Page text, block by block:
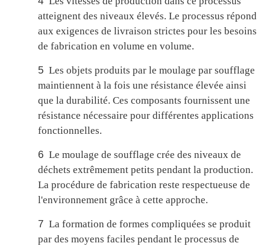
atteignent des niveaux élevés. Le processus répond
aux exigences de livraison strictes pour les besoins
de fabrication en volume en volume.
5 Les objets produits par le moulage par soufflage
maintiennent à la fois une résistance élevée ainsi
que la durabilité. Ces composants fournissent une
résistance nécessaire pour différentes applications
fonctionnelles.
6 Le moulage de soufflage crée des niveaux de
déchets extrêmement petits pendant la production.
La procédure de fabrication reste respectueuse de
l'environnement grâce à cette approche.
7 La formation de formes compliquées se produit
par des moyens faciles pendant le processus de